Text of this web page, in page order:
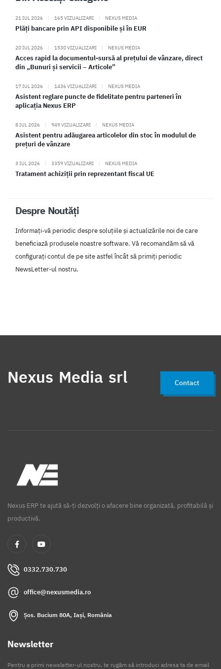
21 IUL 2026 | 165 VIZUALIZARI | NEXUS MEDIA
Plăți bancare prin API disponibile și în EUR
20 IUL 2026 | 1530 VIZUALIZARI | NEXUS MEDIA
Acces rapid la documentul-sursă al prețului de vânzare, direct
din „Bunuri și servicii – Articole”
17 IUL 2026 | 1436 VIZUALIZARI | NEXUS MEDIA
Asistent reglare puncte de fidelitate pentru parteneri în
aplicația Nexus ERP
8 IUL 2026 | 949 VIZUALIZARI | NEXUS MEDIA
Asistent pentru adăugarea articolelor din stoc în modulul de
prețuri de vânzare
3 IUL 2026 | 3359 VIZUALIZARI | NEXUS MEDIA
Tratament achiziții prin reprezentant fiscal UE
Despre Noutăți
Informați-vă periodic despre soluțiile și actualizările noi de care
beneficiază produsele noastre software. Vă recomandăm să vă
configurați contul de pe site astfel încât să primiți periodic
NewsLetter-ul nostru.
Nexus Media srl Contact
Nexus ERP te ajută să-ți dezvolți o afacere bine organizată, profitabilă și
productivă.
0332.730.730
office@nexusmedia.ro
Șos. Bucium 80A, Iași, România
Newsletter
Pentru a primi newsletter-ul nostru, te rugăm să introduci adresa ta de email